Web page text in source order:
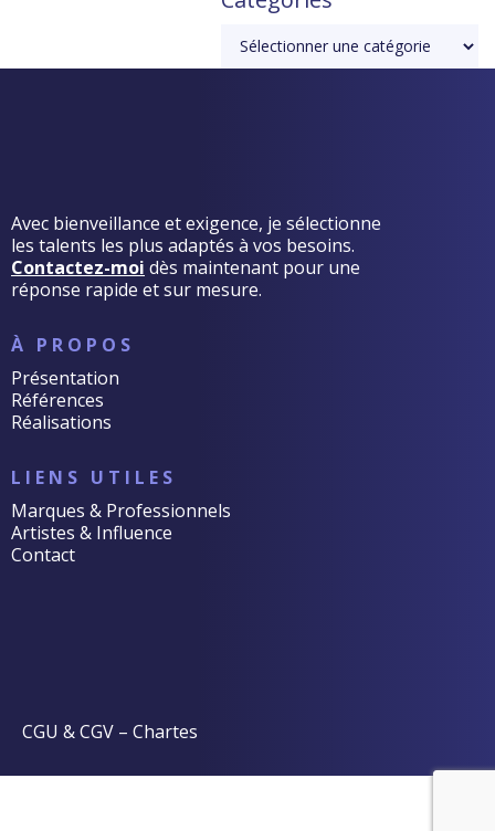
Avec bienveillance et exigence, je sélectionne
les talents les plus adaptés à vos besoins.
Contactez-moi dès maintenant pour une
réponse rapide et sur mesure.
À PROPOS
Présentation
Références
Réalisations
LIENS UTILES
Marques & Professionnels
Artistes & Influence
Contact
CGU & CGV – Chartes